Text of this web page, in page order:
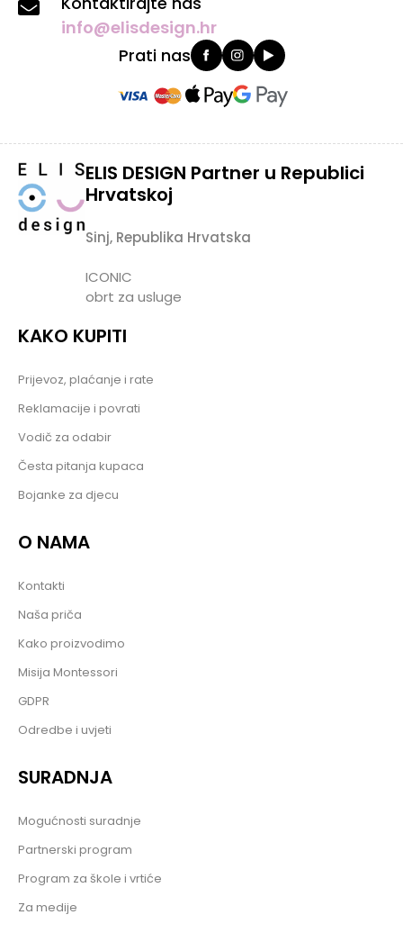
info@elisdesign.hr
Prati nas
ELIS DESIGN Partner u Republici
Hrvatskoj
Sinj, Republika Hrvatska
ICONIC
obrt za usluge
KAKO KUPITI
Prijevoz, plaćanje i rate
Reklamacije i povrati
Vodič za odabir
Česta pitanja kupaca
Bojanke za djecu
O NAMA
Kontakti
Naša priča
Kako proizvodimo
Misija Montessori
GDPR
Odredbe i uvjeti
SURADNJA
Mogućnosti suradnje
Partnerski program
Program za škole i vrtiće
Za medije